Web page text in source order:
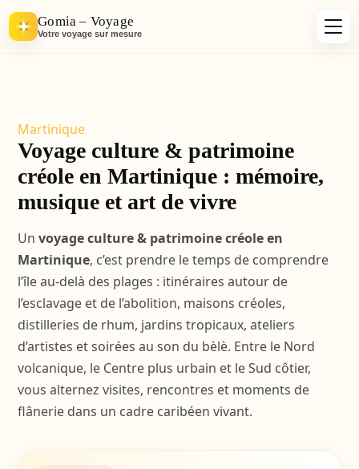
Gomia – Voyage
Votre voyage sur mesure
Martinique
Voyage culture & patrimoine
créole en Martinique : mémoire,
musique et art de vivre
Un voyage culture & patrimoine créole en
Martinique, c’est prendre le temps de comprendre
l’île au-delà des plages : itinéraires autour de
l’esclavage et de l’abolition, maisons créoles,
distilleries de rhum, jardins tropicaux, ateliers
d’artistes et soirées au son du bèlè. Entre le Nord
volcanique, le Centre plus urbain et le Sud côtier,
vous alternez visites, rencontres et moments de
flânerie dans un cadre caribéen vivant.